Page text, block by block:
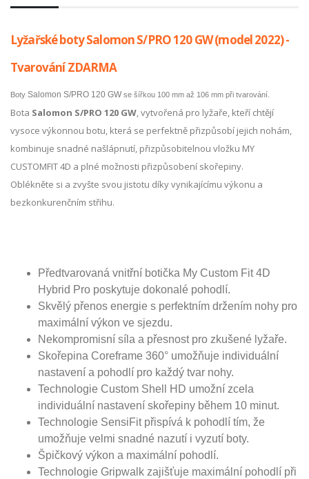
Lyžařské boty Salomon S/PRO 120 GW (model 2022) -
Tvarování ZDARMA
Boty Salomon S/PRO 120 GW se šířkou 100 mm až 106 mm při tvarování.
Bota Salomon S/PRO 120 GW, vytvořená pro lyžaře, kteří chtějí
vysoce výkonnou botu, která se perfektně přizpůsobí jejich nohám,
kombinuje snadné našlápnutí, přizpůsobitelnou vložku MY
CUSTOMFIT 4D a plné možnosti přizpůsobení skořepiny.
Oblékněte si a zvyšte svou jistotu díky vynikajícímu výkonu a
bezkonkurenčním střihu.
Předtvarovaná vnitřní botička My Custom Fit 4D
Hybrid Pro poskytuje dokonalé pohodlí.
Skvělý přenos energie s perfektním držením nohy pro
maximální výkon ve sjezdu.
Nekompromisní síla a přesnost pro zkušené lyžaře.
Skořepina Coreframe 360° umožňuje individuální
nastavení a pohodlí pro každý tvar nohy.
Technologie Custom Shell HD umožní zcela
individuální nastavení skořepiny během 10 minut.
Technologie SensiFit přispívá k pohodlí tím, že
umožňuje velmi snadné nazutí i vyzutí boty.
Špičkový výkon a maximální pohodlí.
Technologie Gripwalk zajišťuje maximální pohodlí při